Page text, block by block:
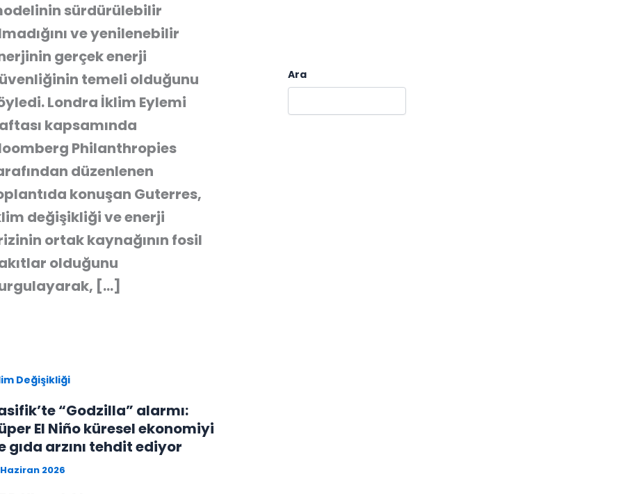
sürdürülebilir
ve yenilenebilir
gerçek enerji
temeli olduğunu
Londra İklim Eylemi
kapsamında
Philanthropies
düzenlenen
konuşan Guterres,
değişikliği ve enerji
ortak kaynağının fosil
olduğunu
[…]
Değişikliği
“Godzilla” alarmı:
El Niño küresel ekonomiyi
gıda arzını tehdit ediyor
Haziran 2026
Ara